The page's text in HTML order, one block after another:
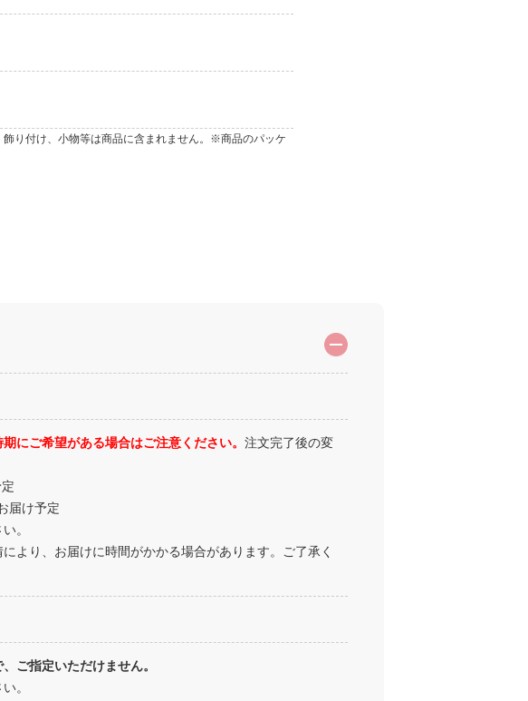
り付け、小物等は商品に含まれません。※商品のパッケ
にご希望がある場合はご注意ください。 注文完了後の変
届け予定
。
より、お届けに時間がかかる場合があります。ご了承く
ご指定いただけません。
。